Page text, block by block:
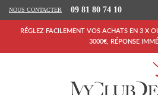
NOUS CONTACTER 09 81 80 74 10
RÉGLEZ FACILEMENT VOS ACHATS EN 3 X
3000€, RÉPONSE